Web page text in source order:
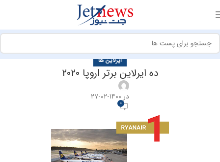
ایرلاین ها
ده ایرلاین برتر اروپا ۲۰۲۰
در ۱۴۰۰-۰۲-۲۷
0